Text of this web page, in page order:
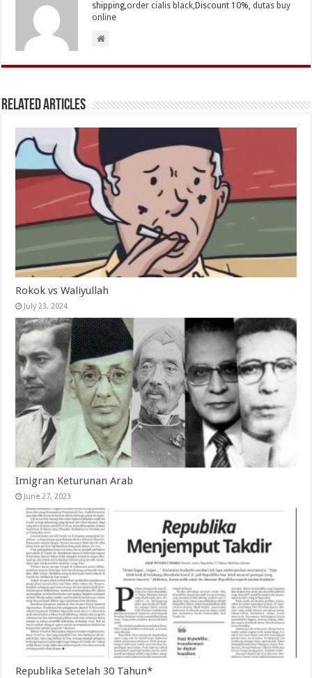
shipping,order cialis black,Discount 10%,dutas buy
online
Related Articles
Rokok vs Waliyullah
July 23, 2024
Imigran Keturunan Arab
June 27, 2023
Republika Setelah 30 Tahun*